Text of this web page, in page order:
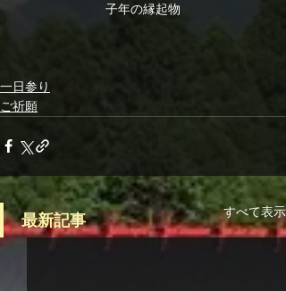
子年の縁起物
一日参り
ご祈願
最新記事 すべて表示